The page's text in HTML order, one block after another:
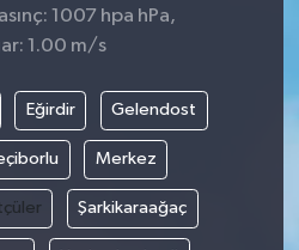
1007 hpa hPa,
1.00 m/s
Eğirdir Gelendost
Merkez
Şarkikaraağaç